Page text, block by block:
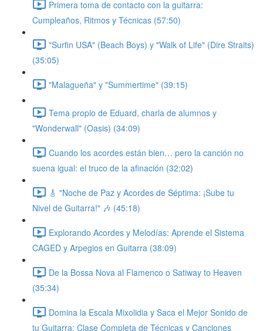
Primera toma de contacto con la guitarra:
Cumpleaños, Ritmos y Técnicas (57:50)
"Surfin USA" (Beach Boys) y "Walk of Life" (Dire Straits)
(35:05)
"Malagueña" y "Summertime" (39:15)
Tema propio de Eduard, charla de alumnos y
"Wonderwall" (Oasis) (34:09)
Cuando los acordes están bien… pero la canción no
suena igual: el truco de la afinación (32:02)
🎸 "Noche de Paz y Acordes de Séptima: ¡Sube tu
Nivel de Guitarra!" 🎶 (45:18)
Explorando Acordes y Melodías: Aprende el Sistema
CAGED y Arpegios en Guitarra (38:09)
De la Bossa Nova al Flamenco o Satiway to Heaven
(35:34)
Domina la Escala Mixolidia y Saca el Mejor Sonido de
tu Guitarra: Clase Completa de Técnicas y Canciones